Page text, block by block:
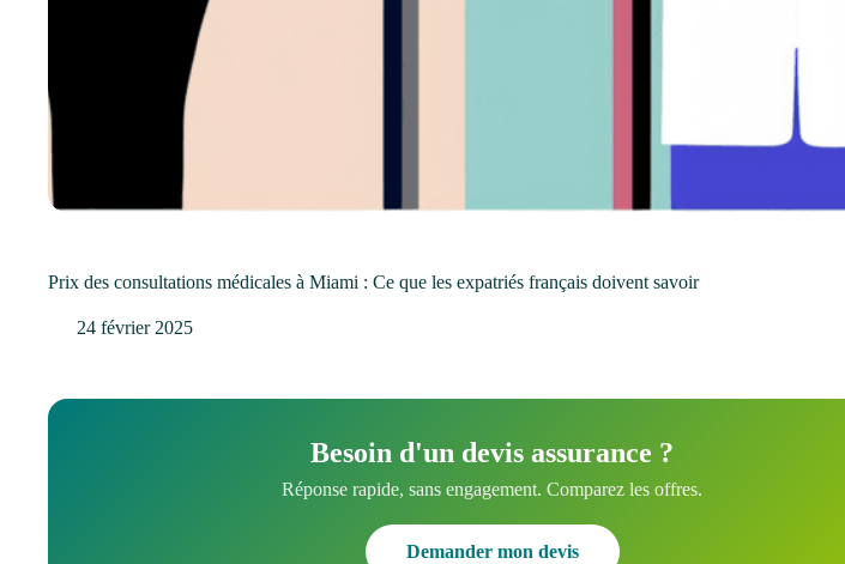
Prix des consultations médicales à Miami : Ce que les expatriés français doivent savoir
24 février 2025
Besoin d'un devis assurance ?
Réponse rapide, sans engagement. Comparez les offres.
Demander mon devis